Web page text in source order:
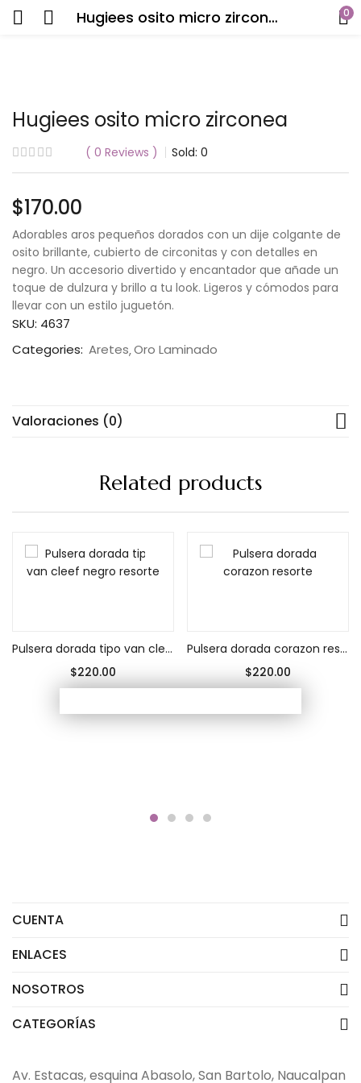
Hugiees osito micro zirconea 0
Hugiees osito micro zirconea
0 Reviews Sold: 0
$170.00
Adorables aros pequeños dorados con un dije colgante de
osito brillante, cubierto de circonitas y con detalles en
negro. Un accesorio divertido y encantador que añade un
toque de dulzura y brillo a tu look. Ligeros y cómodos para
llevar con un estilo juguetón.
SKU: 4637
Categories: Aretes Oro Laminado
Valoraciones (0)
Related products
Pulsera dorada tipo van cleef negro resorte
$220.00
Pulsera dorada corazon resorte
$220.00
CUENTA
ENLACES
NOSOTROS
CATEGORÍAS
Av. Estacas, esquina Abasolo, San Bartolo, Naucalpan